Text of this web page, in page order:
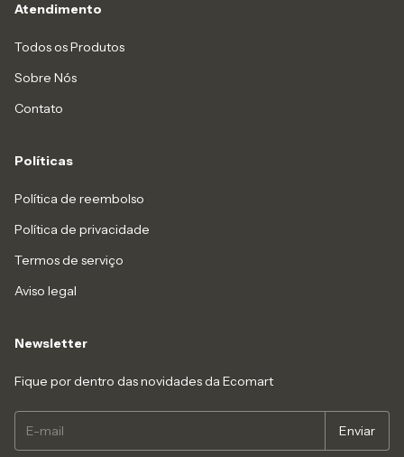
Atendimento
Todos os Produtos
Sobre Nós
Contato
Políticas
Política de reembolso
Política de privacidade
Termos de serviço
Aviso legal
Newsletter
Fique por dentro das novidades da Ecomart